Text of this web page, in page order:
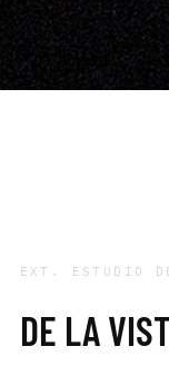
EXT. ESTUDIO
DE LA